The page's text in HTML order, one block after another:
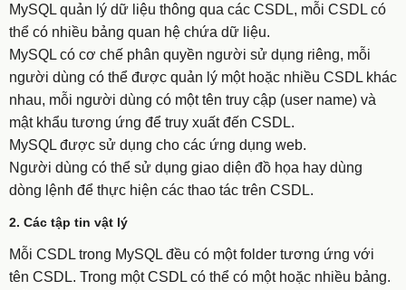
MySQL quản lý dữ liệu thông qua các CSDL, mỗi CSDL có
thể có nhiều bảng quan hệ chứa dữ liệu.
MySQL có cơ chế phân quyền người sử dụng riêng, mỗi
người dùng có thể được quản lý một hoặc nhiều CSDL khác
nhau, mỗi người dùng có một tên truy cập (user name) và
mật khẩu tương ứng để truy xuất đến CSDL.
MySQL được sử dụng cho các ứng dụng web.
Người dùng có thể sử dụng giao diện đồ họa hay dùng
dòng lệnh để thực hiện các thao tác trên CSDL.
2. Các tập tin vật lý
Mỗi CSDL trong MySQL đều có một folder tương ứng với
tên CSDL. Trong một CSDL có thể có một hoặc nhiều bảng.